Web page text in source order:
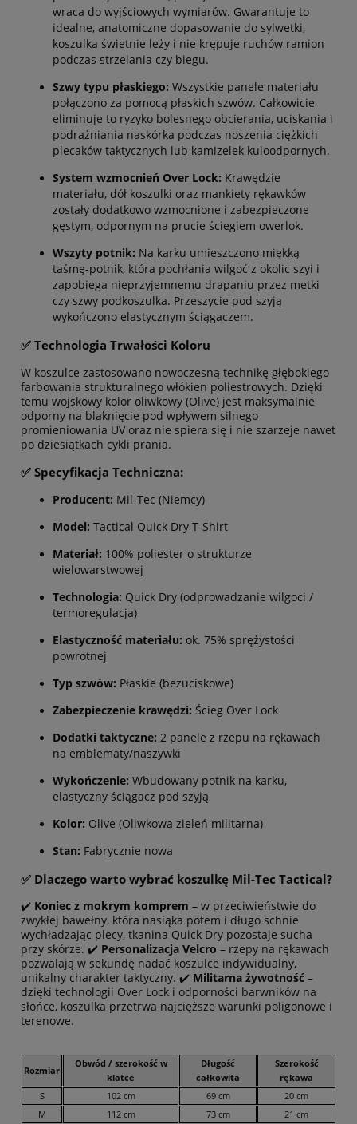
wraca do wyjściowych wymiarów. Gwarantuje to
idealne, anatomiczne dopasowanie do sylwetki,
koszulka świetnie leży i nie krępuje ruchów ramion
podczas strzelania czy biegu.
Szwy typu płaskiego: Wszystkie panele materiału
połączono za pomocą płaskich szwów. Całkowicie
eliminuje to ryzyko bolesnego obcierania, uciskania i
podrażniania naskórka podczas noszenia ciężkich
plecaków taktycznych lub kamizelek kuloodpornych.
System wzmocnień Over Lock: Krawędzie
materiału, dół koszulki oraz mankiety rękawków
zostały dodatkowo wzmocnione i zabezpieczone
gęstym, odpornym na prucie ściegiem owerlok.
Wszyty potnik: Na karku umieszczono miękką
taśmę-potnik, która pochłania wilgoć z okolic szyi i
zapobiega nieprzyjemnemu drapaniu przez metki
czy szwy podkoszulka. Przeszycie pod szyją
wykończono elastycznym ściągaczem.
✅ Technologia Trwałości Koloru
W koszulce zastosowano nowoczesną technikę głębokiego
farbowania strukturalnego włókien poliestrowych. Dzięki
temu wojskowy kolor oliwkowy (Olive) jest maksymalnie
odporny na blaknięcie pod wpływem silnego
promieniowania UV oraz nie spiera się i nie szarzeje nawet
po dziesiątkach cykli prania.
✅ Specyfikacja Techniczna:
Producent: Mil-Tec (Niemcy)
Model: Tactical Quick Dry T-Shirt
Materiał: 100% poliester o strukturze
wielowarstwowej
Technologia: Quick Dry (odprowadzanie wilgoci /
termoregulacja)
Elastyczność materiału: ok. 75% sprężystości
powrotnej
Typ szwów: Płaskie (bezuciskowe)
Zabezpieczenie krawędzi: Ścieg Over Lock
Dodatki taktyczne: 2 panele z rzepu na rękawach
na emblematy/naszywki
Wykończenie: Wbudowany potnik na karku,
elastyczny ściągacz pod szyją
Kolor: Olive (Oliwkowa zieleń militarna)
Stan: Fabrycznie nowa
✅ Dlaczego warto wybrać koszulkę Mil-Tec Tactical?
✔️ Koniec z mokrym komprem – w przeciwieństwie do
zwykłej bawełny, która nasiąka potem i długo schnie
wychładzając plecy, tkanina Quick Dry pozostaje sucha
przy skórze. ✔️ Personalizacja Velcro – rzepy na rękawach
pozwalają w sekundę nadać koszulce indywidualny,
unikalny charakter taktyczny. ✔️ Militarna żywotność –
dzięki technologii Over Lock i odporności barwników na
słońce, koszulka przetrwa najcięższe warunki poligonowe i
terenowe.
Rozmiar
Obwód / szerokość w
klatce
Długość
całkowita
Szerokość
rękawa
S 102 cm 69 cm
20 cm
M
112 cm 73 cm
21 cm